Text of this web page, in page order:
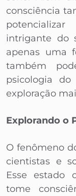
consciência
intrigante do
apenas uma
também
psicologia do
exploração
Explorando o
O fenômeno
cientistas e
Esse estado
tome